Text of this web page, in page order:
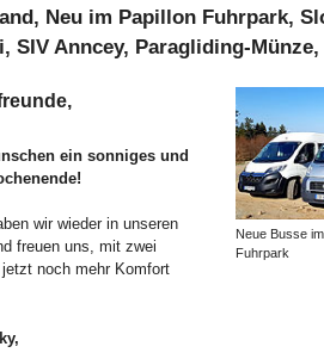
Neu im Papillon Fuhrpark,
SIV Anncey, Paragliding-Münze,
ein sonniges und
wir wieder in unseren
freuen uns, mit zwei
noch mehr Komfort
Neue Busse
Fuhrpark